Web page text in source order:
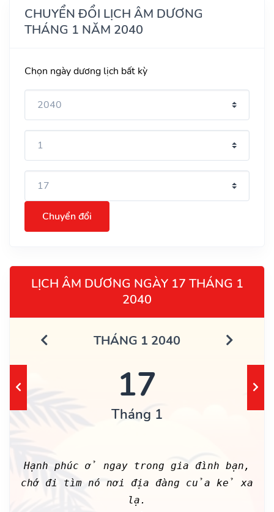
CHUYỂN ĐỔI LỊCH ÂM DƯƠNG
THÁNG 1 NĂM 2040
Chọn ngày dương lịch bất kỳ
Chuyển đổi
LỊCH ÂM DƯƠNG NGÀY 17 THÁNG 1
2040
THÁNG 1 2040
17
Tháng 1
Hạnh phúc ở ngay trong gia đình bạn,
chớ đi tìm nó nơi địa đàng của kẻ xa
lạ.